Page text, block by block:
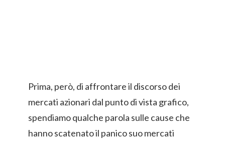
Prima, però, di affrontare il discorso dei
mercati azionari dal punto di vista grafico,
spendiamo qualche parola sulle cause che
hanno scatenato il panico suo mercati